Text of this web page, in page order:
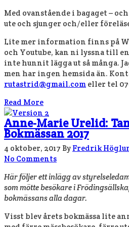
Med ovanstående i bagaget –
ute och sjunger och/eller
Lite mer information finns på
och Youtube, kan ni lyssna till
inte hunnit lägga ut så många.
men har ingen hemsida än.
rutastrid@gmail.com eller tel
Read More
Anne-Marie Urelid:
Bokmässan 2017
4 oktober, 2017 By Fredrik
No Comments
Här följer ett inlägg av
som mötte besökare i
bokmässans alla dagar.
Visst blev årets bokmässa lite